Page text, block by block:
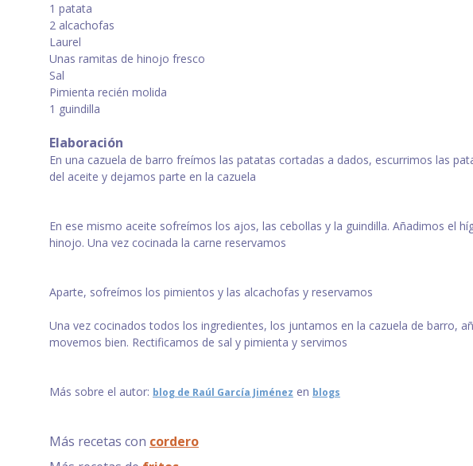
1 patata
2 alcachofas
Laurel
Unas ramitas de hinojo fresco
Sal
Pimienta recién molida
1 guindilla
Elaboración
En una cazuela de barro freímos las patatas cortadas a dados, escurrimos las
del aceite y dejamos parte en la cazuela
En ese mismo aceite sofreímos los ajos, las cebollas y la guindilla. Añadimos el
hinojo. Una vez cocinada la carne reservamos
Aparte, sofreímos los pimientos y las alcachofas y reservamos
Una vez cocinados todos los ingredientes, los juntamos en la cazuela de barro,
movemos bien. Rectificamos de sal y pimienta y servimos
Más sobre el autor: blog de Raúl García Jiménez en blogs
Más recetas con cordero